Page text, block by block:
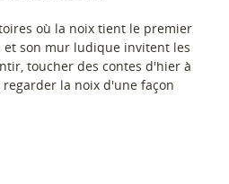
où la noix tient le premier
et son mur ludique invitent les
toucher des contes d'hier à
la noix d'une façon